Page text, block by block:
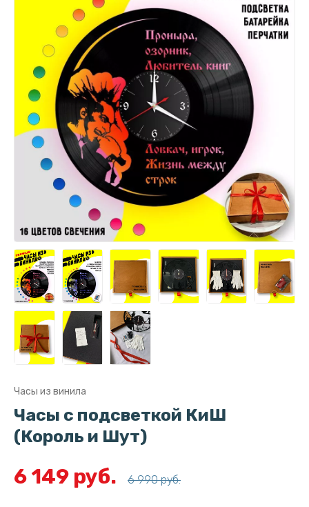
Часы из винила
Часы с подсветкой КиШ
(Король и Шут)
6 149 руб. 6 990 руб.